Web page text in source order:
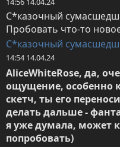
С*казочный
Пробовать что-то
С*казочный
14:54 14.04.24
AliceWhiteRose, да,
ощущение, особенно
скетч, ты его
делать дальше -
я уже думала, может
попробовать)